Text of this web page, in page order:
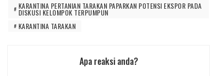
KARANTINA PERTANIAN TARAKAN PAPARKAN POTENSI EKSPOR PADA
DISKUSI KELOMPOK TERPUMPUN
KARANTINA TARAKAN
Apa reaksi anda?